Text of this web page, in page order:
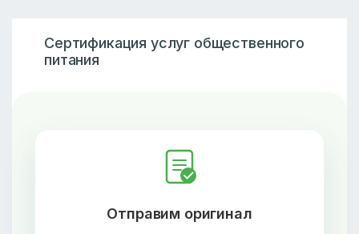
Сертификация услуг общественного
питания
Отправим оригинал